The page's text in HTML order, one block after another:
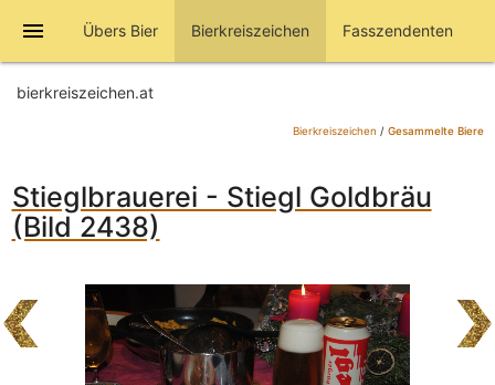
menu Übers Bier Bierkreiszeichen Fasszendenten
bierkreiszeichen.at
Bierkreiszeichen / Gesammelte Biere
Stieglbrauerei - Stiegl Goldbräu
(Bild 2438)